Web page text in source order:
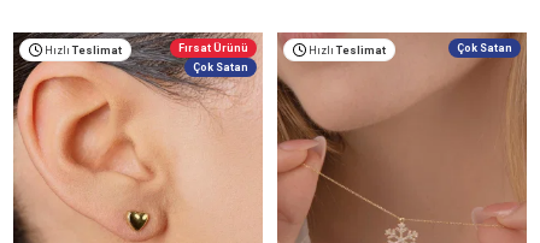
Hızlı Teslimat
Fırsat Ürünü
Çok Satan
Hızlı Teslimat Çok Satan